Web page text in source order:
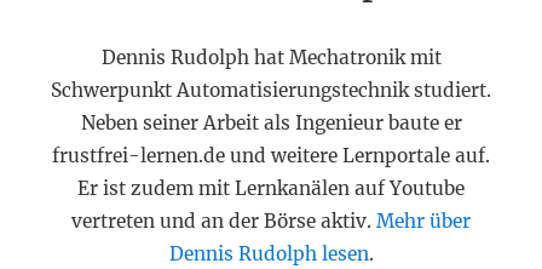
Dennis Rudolph hat Mechatronik mit
Schwerpunkt Automatisierungstechnik studiert.
Neben seiner Arbeit als Ingenieur baute er
frustfrei-lernen.de und weitere Lernportale auf.
Er ist zudem mit Lernkanälen auf Youtube
vertreten und an der Börse aktiv. Mehr über
Dennis Rudolph lesen.